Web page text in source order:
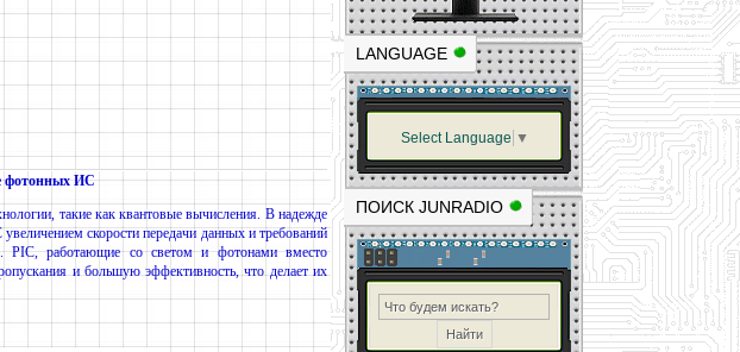
LANGUAGE
Select Language ▼
ПОИСК JUNRADIO
фотонных ИС
такие как квантовые вычисления. В надежде
скорости передачи данных и требований
PIC, работающие со светом и фотонами вместо
и большую эффективность, что делает их